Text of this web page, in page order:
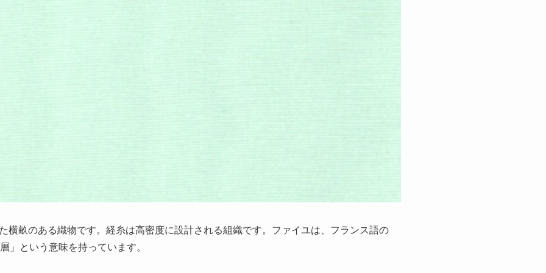
横畝のある織物です。経糸は高密度に設計される組織です。ファイユは、フランス語の
」という意味を持っています。